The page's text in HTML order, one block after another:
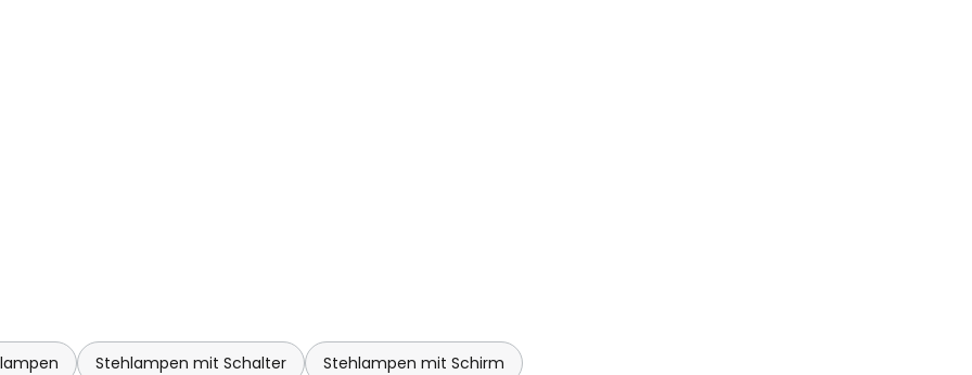
Stehlampen mit Schalter Stehlampen mit Schirm